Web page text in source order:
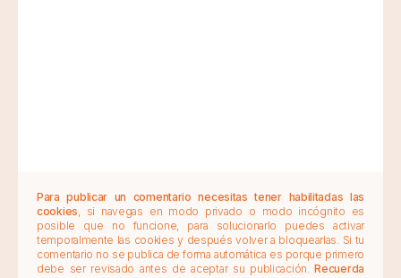
Para publicar un comentario necesitas tener habilitadas las
cookies , si navegas en modo privado o modo incógnito es
posible que no funcione, para solucionarlo puedes activar
temporalmente las cookies y después volver a bloquearlas. Si tu
comentario no se publica de forma automática es porque primero
debe ser revisado antes de aceptar su publicación.Recuerda